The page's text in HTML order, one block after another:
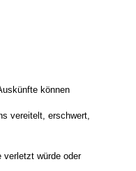
können
vereitelt, erschwert,
verletzt würde oder